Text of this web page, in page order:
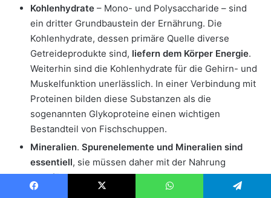
Kohlenhydrate – Mono- und Polysaccharide – sind
ein dritter Grundbaustein der Ernährung. Die
Kohlenhydrate, dessen primäre Quelle diverse
Getreideprodukte sind, liefern dem Körper Energie.
Weiterhin sind die Kohlenhydrate für die Gehirn- und
Muskelfunktion unerlässlich. In einer Verbindung mit
Proteinen bilden diese Substanzen als die
sogenannten Glykoproteine einen wichtigen
Bestandteil von Fischschuppen.
Mineralien. Spurenelemente und Mineralien sind
essentiell, sie müssen daher mit der Nahrung
zugeführt werden. Folgende Spuren- oder
Mikroelemente müssen unbedingt in einem Futter